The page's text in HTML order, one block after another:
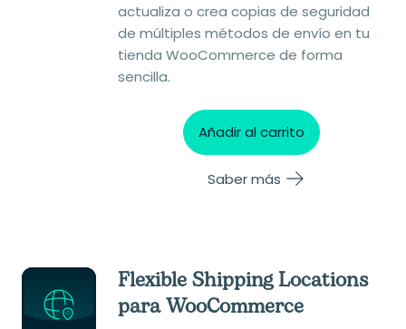
actualiza o crea copias de seguridad
de múltiples métodos de envío en tu
tienda WooCommerce de forma
sencilla.
Añadir al carrito
Saber más
Flexible Shipping Locations
para WooCommerce